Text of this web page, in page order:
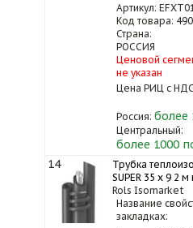
Артикул:
Код товара:
Страна:
РОССИЯ
Ценовой
не указан
Цена РИЦ с
Россия: более
Центральный:
более 1000
14
Трубка
SUPER 35 x 9 2
Rols Isomarket
Название
закладках: